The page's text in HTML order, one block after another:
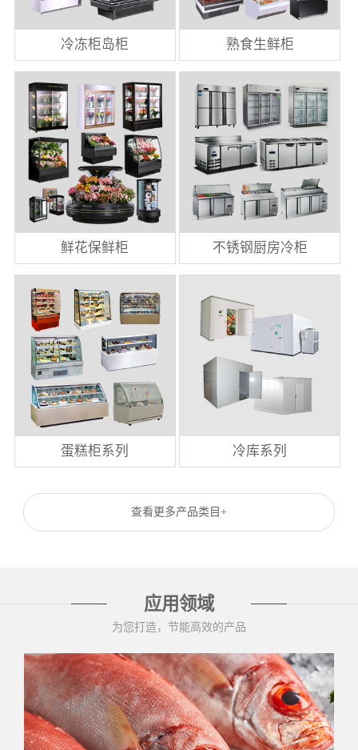
冷冻柜岛柜 熟食生鲜柜
鲜花保鲜柜 不锈钢厨房冷柜
蛋糕柜系列 冷库系列
查看更多产品类目+
应用领域
为您打造，节能高效的产品